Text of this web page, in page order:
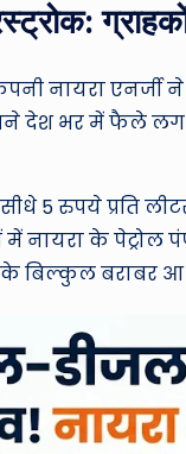
नायरा
देश भर में फैले
5 रुपये प्रति
नायरा के पेट्रोल
बिल्कुल बराबर आ